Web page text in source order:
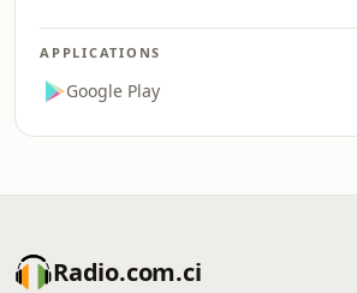
APPLICATIONS
Google Play
Radio.com.ci